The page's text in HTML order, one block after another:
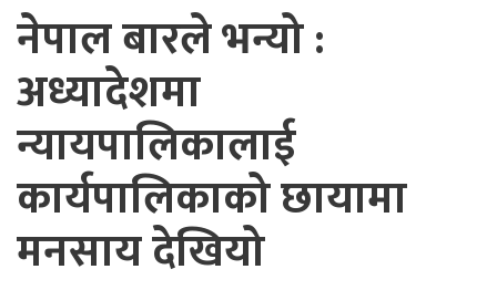
नेपाल बारले भन्यो :
अध्यादेशमा
न्यायपालिकालाई
कार्यपालिकाको छायामा
मनसाय देखियो